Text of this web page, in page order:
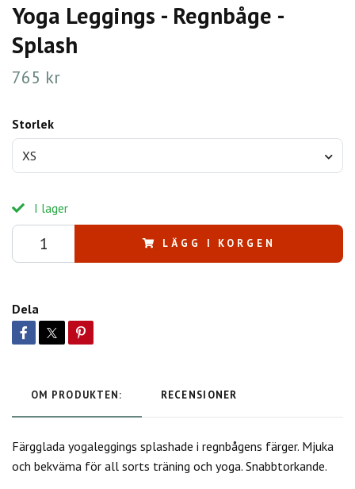
Yoga Leggings - Regnbåge -
Splash
765 kr
Storlek
XS
I lager
LÄGG I KORGEN
Dela
OM PRODUKTEN: RECENSIONER
Färgglada yogaleggings splashade i regnbågens färger. Mjuka
och bekväma för all sorts träning och yoga. Snabbtorkande.